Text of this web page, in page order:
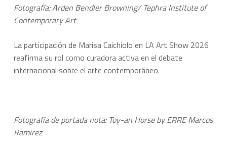
Fotografía: Arden Bendler Browning/ Tephra Institute of
Contemporary Art
La participación de Marisa Caichiolo en LA Art Show 2026
reafirma su rol como curadora activa en el debate
internacional sobre el arte contemporáneo.
Fotografía de portada nota: Toy-an Horse by ERRE Marcos
Ramirez